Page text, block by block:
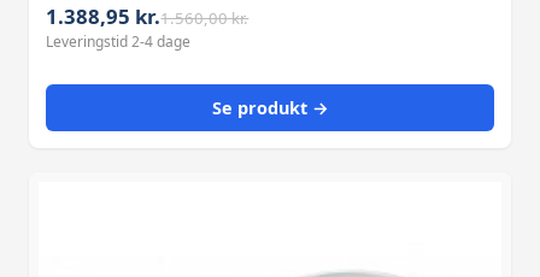
1.388,95 kr.1.560,00 kr.
Leveringstid 2-4 dage
Se produkt →